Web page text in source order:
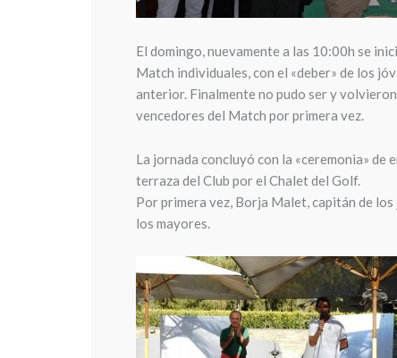
El domingo, nuevamente a las 10:00h se
Match individuales, con el «deber» de los
anterior. Finalmente no pudo ser y
vencedores del Match por primera vez.
La jornada concluyó con la «ceremonia»
terraza del Club por el Chalet del Golf.
Por primera vez, Borja Malet, capitán de
los mayores.